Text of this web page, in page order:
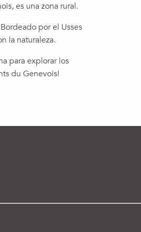
es una zona rural.
por el Usses
la naturaleza.
para explorar los
du Genevois!